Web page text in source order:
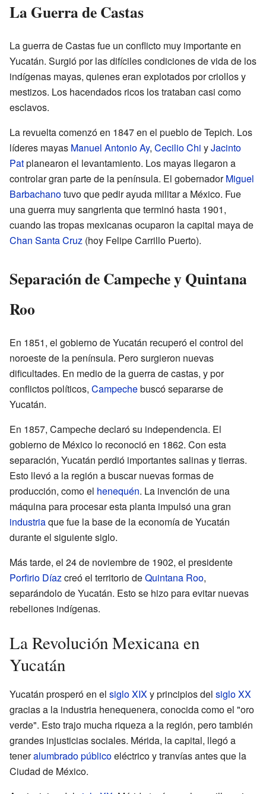
La Guerra de Castas
La guerra de Castas fue un conflicto muy importante en
Yucatán. Surgió por las difíciles condiciones de vida de los
indígenas mayas, quienes eran explotados por criollos y
mestizos. Los hacendados ricos los trataban casi como
esclavos.
La revuelta comenzó en 1847 en el pueblo de Tepich. Los
líderes mayas Manuel Antonio Ay, Cecilio Chi yJacinto
Patplanearon el levantamiento. Los mayas llegaron a
controlar gran parte de la península. El gobernadorMiguel
Barbachanotuvo que pedir ayuda militar a México. Fue
una guerra muy sangrienta que terminó hasta 1901,
cuando las tropas mexicanas ocuparon la capital maya de
Chan Santa Cruz (hoy Felipe Carrillo Puerto).
Separación de Campeche y Quintana
Roo
En 1851, el gobierno de Yucatán recuperó el control del
noroeste de la península. Pero surgieron nuevas
dificultades. En medio de la guerra de castas, y por
conflictos políticos, Campechebuscó separarse de
Yucatán.
En 1857, Campeche declaró su independencia. El
gobierno de México lo reconoció en 1862. Con esta
separación, Yucatán perdió importantes salinas y tierras.
Esto llevó a la región a buscar nuevas formas de
producción, como el henequén. La invención de una
máquina para procesar esta planta impulsó una gran
industriaque fue la base de la economía de Yucatán
durante el siguiente siglo.
Más tarde, el 24 de noviembre de 1902, el presidente
Porfirio Díazcreó el territorio deQuintana Roo,
separándolo de Yucatán. Esto se hizo para evitar nuevas
rebeliones indígenas.
La Revolución Mexicana en
Yucatán
Yucatán prosperó en el siglo XIXy principios del siglo XX
gracias a la industria henequenera, conocida como el "oro
verde". Esto trajo mucha riqueza a la región, pero también
grandes injusticias sociales. Mérida, la capital, llegó a
teneralumbrado públicoeléctrico y tranvías antes que la
Ciudad de México.